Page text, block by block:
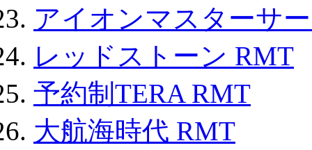
アイオンマスターサ
レッドストーン RMT
予約制TERA RMT
大航海時代 RMT